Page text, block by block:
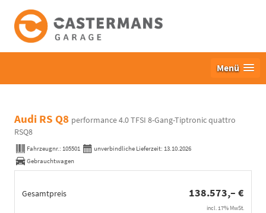
Menü
Audi RS Q8 performance 4.0 TFSI 8-Gang-Tiptronic quattro
RSQ8
Fahrzeugnr.: 105501 unverbindliche Lieferzeit: 13.10.2026
Gebrauchtwagen
Gesamtpreis 138.573,– €
incl. 17% MwSt.